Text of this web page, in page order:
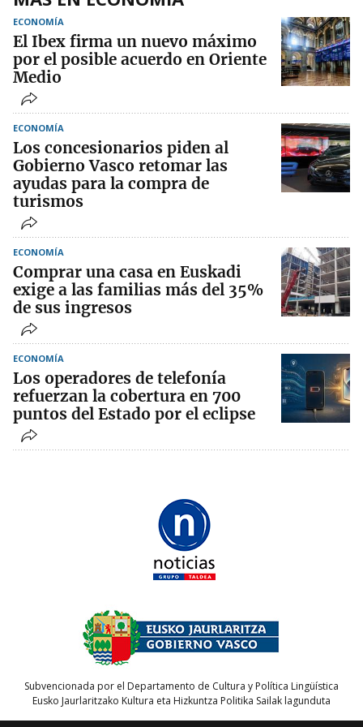
ECONOMÍA
El Ibex firma un nuevo máximo
por el posible acuerdo en Oriente
Medio
ECONOMÍA
Los concesionarios piden al
Gobierno Vasco retomar las
ayudas para la compra de
turismos
ECONOMÍA
Comprar una casa en Euskadi
exige a las familias más del 35%
de sus ingresos
ECONOMÍA
Los operadores de telefonía
refuerzan la cobertura en 700
puntos del Estado por el eclipse
Subvencionada por el Departamento de Cultura y Política Lingüística
Eusko Jaurlaritzako Kultura eta Hizkuntza Politika Sailak lagunduta